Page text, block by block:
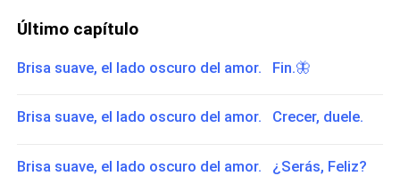
Último capítulo
Brisa suave, el lado oscuro del amor. Fin.🦋
Brisa suave, el lado oscuro del amor. Crecer, duele.
Brisa suave, el lado oscuro del amor. ¿Serás, Feliz?